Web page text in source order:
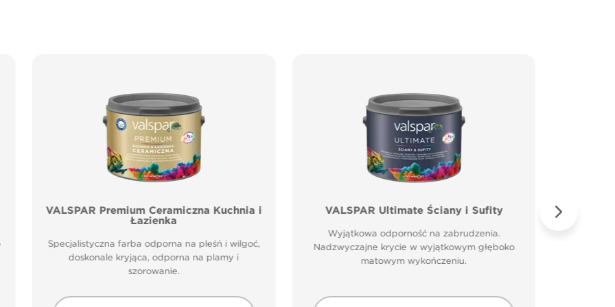
VALSPAR Premium Ceramiczna Kuchnia i
Łazienka
Specjalistyczna farba odporna na pleśń i wilgoć,
doskonale kryjąca, odporna na plamy i
szorowanie.
VALSPAR Ultimate Ściany i Sufity
Wyjątkowa odporność na zabrudzenia.
Nadzwyczajne krycie w wyjątkowym głęboko
matowym wykończeniu.